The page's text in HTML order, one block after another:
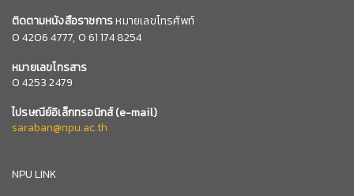
ติดตามหนังสือราชการหมายเลขโทรศัพท์
04206 4777, 0 61 174 8254
หมายเลขโทรสาร
0 4253 2479
ไปรษณีย์อิเล็กทรอนิกส์(e-mail)
saraban@npu.ac.th
NPU LINK